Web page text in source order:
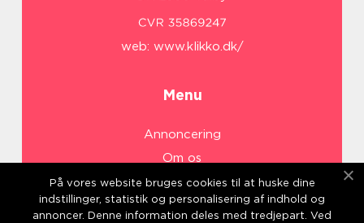
web: www.klikko.dk/
Menu
Annoncering
Om os
Cookies
Kontakt os
På vores website bruges cookies til at huske dine
indstillinger, statistik og personalisering af indhold og
annoncer. Denne information deles med tredjepart. Ved